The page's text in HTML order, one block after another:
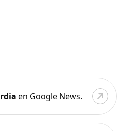
en Google News.